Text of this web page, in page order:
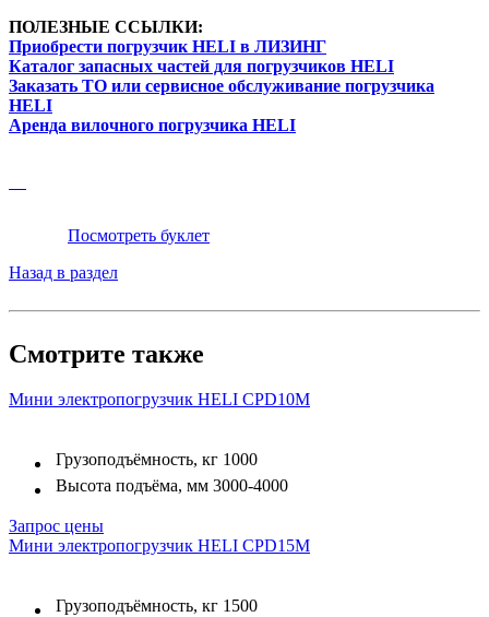
ПОЛЕЗНЫЕ ССЫЛКИ:
Приобрести погрузчик HELI в ЛИЗИНГ
Каталог запасных частей для погрузчиков HELI
Заказать ТО или сервисное обслуживание погрузчика
HELI
Аренда вилочного погрузчика HELI
Посмотреть буклет
Назад в раздел
Смотрите также
Мини электропогрузчик HELI CPD10M
Грузоподъёмность, кг 1000
Высота подъёма, мм 3000-4000
Запрос цены
Мини электропогрузчик HELI CPD15M
Грузоподъёмность, кг 1500